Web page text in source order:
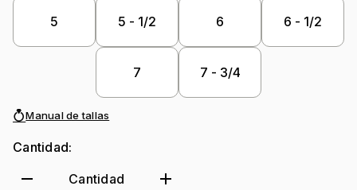
Piedra central:
Diamante Laboratorio
Piedra decoración:
Diamante Laboratorio
5 5 - 1/2 6 6 - 1/2
7 7 - 3/4
Manual de tallas
Cantidad:
remove Cantidad add